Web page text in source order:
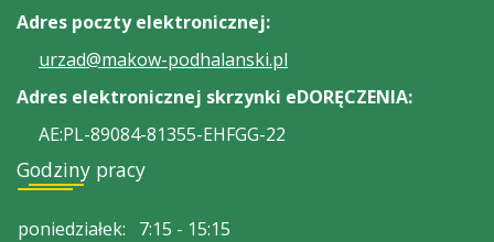
Adres poczty elektronicznej:
urzad@makow-podhalanski.pl
Adres elektronicznej skrzynki eDORĘCZENIA:
AE:PL-89084-81355-EHFGG-22
Godziny pracy
poniedziałek:
7:15 - 15:15